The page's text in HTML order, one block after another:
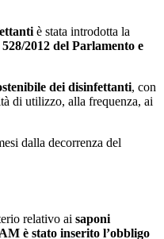
è stata introdotta la
2012 del Parlamento e
dei disinfettanti, con
di utilizzo, alla frequenza, ai
dalla decorrenza del
relativo ai saponi
è stato inserito l’obbligo